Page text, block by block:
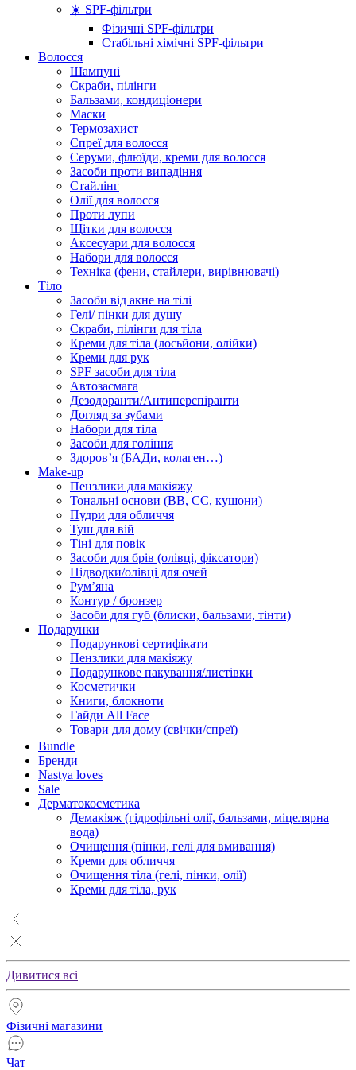
☀️ SPF-фільтри
Фізичні SPF-фільтри
Стабільні хімічні SPF-фільтри
Волосся
Шампуні
Скраби, пілінги
Бальзами, кондиціонери
Маски
Термозахист
Спреї для волосся
Серуми, флюїди, креми для волосся
Засоби проти випадіння
Стайлінг
Олії для волосся
Проти лупи
Щітки для волосся
Аксесуари для волосся
Набори для волосся
Техніка (фени, стайлери, вирівнювачі)
Тіло
Засоби від акне на тілі
Гелі/ пінки для душу
Скраби, пілінги для тіла
Креми для тіла (лосьйони, олійки)
Креми для рук
SPF засоби для тіла
Автозасмага
Дезодоранти/Антиперспіранти
Догляд за зубами
Набори для тіла
Засоби для гоління
Здоровʼя (БАДи, колаген…)
Make-up
Пензлики для макіяжу
Тональні основи (BB, CC, кушони)
Пудри для обличчя
Туш для вій
Тіні для повік
Засоби для брів (олівці, фіксатори)
Підводки/олівці для очей
Румʼяна
Контур / бронзер
Засоби для губ (блиски, бальзами, тінти)
Подарунки
Подарункові сертифікати
Пензлики для макіяжу
Подарункове пакування/листівки
Косметички
Книги, блокноти
Гайди All Face
Товари для дому (свічки/спреї)
Bundle
Бренди
Nastya loves
Sale
Дерматокосметика
Демакіяж (гідрофільні олії, бальзами, міцелярна
вода)
Очищення (пінки, гелі для вмивання)
Креми для обличчя
Очищення тіла (гелі, пінки, олії)
Креми для тіла, рук
Дивитися всі
Фізичні магазини
Чат